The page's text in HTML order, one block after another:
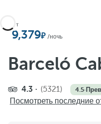
От
9,379 /ночь
Barceló
4.3 (5321) 4.5·
Посмотреть последние